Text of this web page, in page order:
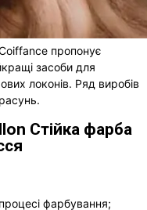
пропонує
засоби для
локонів. Ряд виробів
Стійка фарба
фарбування;